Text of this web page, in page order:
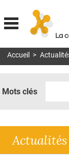
La
MON COMPTE
DOSSIERS
RÉSEAUX
Accueil >
Mots clés
Actualités